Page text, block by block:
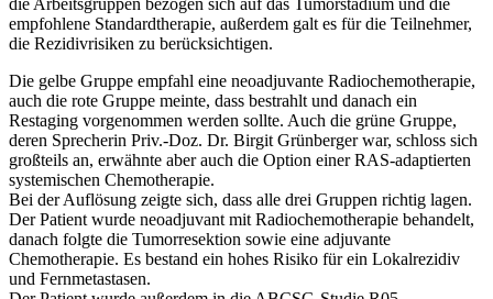
empfohlene Standardtherapie, außerdem galt es für die Teilnehmer,
die Rezidivrisiken zu berücksichtigen.
Die gelbe Gruppe empfahl eine neoadjuvante Radiochemotherapie,
auch die rote Gruppe meinte, dass bestrahlt und danach ein
Restaging vorgenommen werden sollte. Auch die grüne Gruppe,
deren Sprecherin Priv.-Doz. Dr. Birgit Grünberger war, schloss sich
großteils an, erwähnte aber auch die Option einer RAS-adaptierten
systemischen Chemotherapie.
Bei der Auflösung zeigte sich, dass alle drei Gruppen richtig lagen.
Der Patient wurde neoadjuvant mit Radiochemotherapie behandelt,
danach folgte die Tumorresektion sowie eine adjuvante
Chemotherapie. Es bestand ein hohes Risiko für ein Lokalrezidiv
und Fernmetastasen.